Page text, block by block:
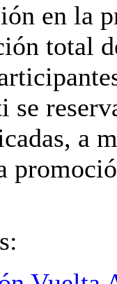
en la
total
a